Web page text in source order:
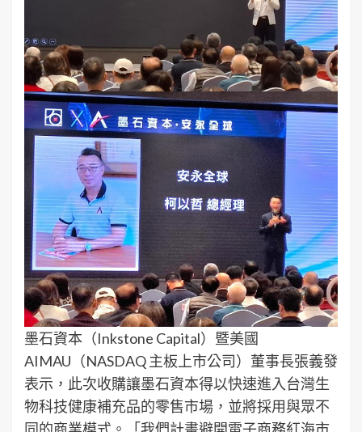
墨石資本（Inkstone Capital）暨美國
AIMAU（NASDAQ 主板上市公司）董事長張義發
表示，此次收購讓墨石資本得以快速進入台灣生
物科技健康補充品的零售市場，並將採用與眾不